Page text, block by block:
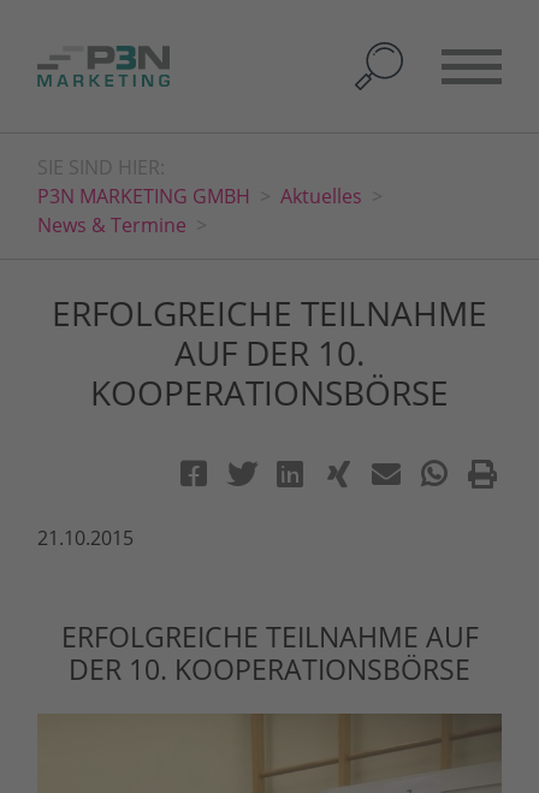
SIE SIND HIER:
P3N MARKETING GMBH
Aktuelles
News & Termine
ERFOLGREICHE TEILNAHME
AUF DER 10.
KOOPERATIONSBÖRSE
21.10.2015
ERFOLGREICHE TEILNAHME AUF
DER 10. KOOPERATIONSBÖRSE